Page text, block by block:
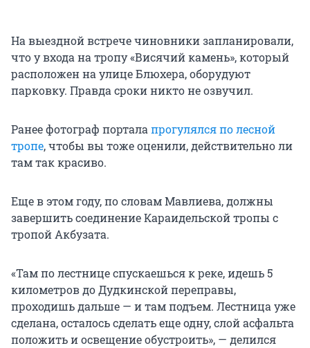
На выездной встрече чиновники запланировали,
что у входа на тропу «Висячий камень», который
расположен на улице Блюхера, оборудуют
парковку. Правда сроки никто не озвучил.
Ранее фотограф портала прогулялся по лесной
тропе, чтобы вы тоже оценили, действительно ли
там так красиво.
Еще в этом году, по словам Мавлиева, должны
завершить соединение Караидельской тропы с
тропой Акбузата.
«Там по лестнице спускаешься к реке, идешь 5
километров до Дудкинской переправы,
проходишь дальше — и там подъем. Лестница уже
сделана, осталось сделать еще одну, слой асфальта
положить и освещение обустроить», — делился